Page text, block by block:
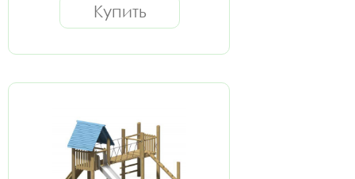
Купить